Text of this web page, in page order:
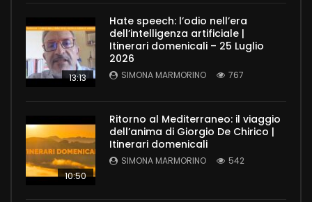
13:13
Hate speech: l’odio nell’era
dell’intelligenza artificiale |
Itinerari domenicali – 25 Luglio
2026
SIMONA MARMORINO 767
10:50
Ritorno al Mediterraneo: il viaggio
dell’anima di Giorgio De Chirico |
Itinerari domenicali
SIMONA MARMORINO 542